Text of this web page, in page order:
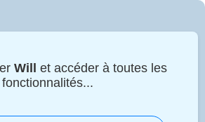
Will et accéder à toutes les
fonctionnalités...